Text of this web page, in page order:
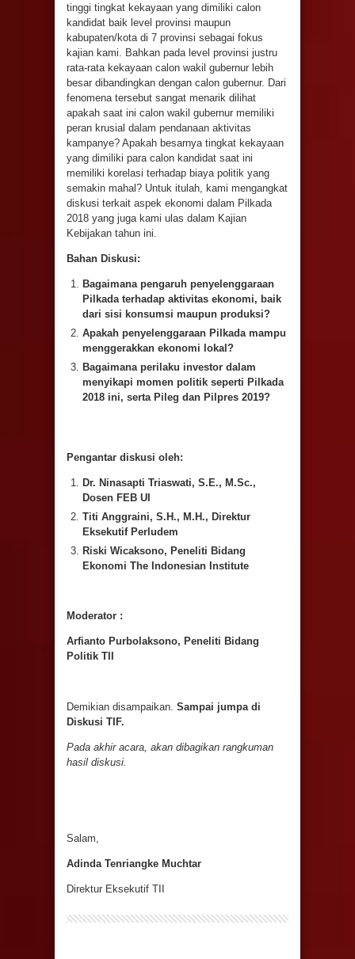
tinggi tingkat kekayaan yang dimiliki calon
kandidat baik level provinsi maupun
kabupaten/kota di 7 provinsi sebagai fokus
kajian kami. Bahkan pada level provinsi justru
rata-rata kekayaan calon wakil gubernur lebih
besar dibandingkan dengan calon gubernur. Dari
fenomena tersebut sangat menarik dilihat
apakah saat ini calon wakil gubernur memiliki
peran krusial dalam pendanaan aktivitas
kampanye? Apakah besarnya tingkat kekayaan
yang dimiliki para calon kandidat saat ini
memiliki korelasi terhadap biaya politik yang
semakin mahal? Untuk itulah, kami mengangkat
diskusi terkait aspek ekonomi dalam Pilkada
2018 yang juga kami ulas dalam Kajian
Kebijakan tahun ini.
Bahan Diskusi:
Bagaimana pengaruh penyelenggaraan
Pilkada terhadap aktivitas ekonomi, baik
dari sisi konsumsi maupun produksi?
Apakah penyelenggaraan Pilkada mampu
menggerakkan ekonomi lokal?
Bagaimana perilaku investor dalam
menyikapi momen politik seperti Pilkada
2018 ini, serta Pileg dan Pilpres 2019?
Pengantar diskusi oleh:
Dr. Ninasapti Triaswati, S.E., M.Sc.,
Dosen FEB UI
Titi Anggraini, S.H., M.H., Direktur
Eksekutif Perludem
Riski Wicaksono, Peneliti Bidang
Ekonomi The Indonesian Institute
Moderator :
Arfianto Purbolaksono, Peneliti Bidang
Politik TII
Demikian disampaikan. Sampai jumpa di
Diskusi TIF.
Pada akhir acara, akan dibagikan rangkuman
hasil diskusi.
Salam,
Adinda Tenriangke Muchtar
Direktur Eksekutif TII